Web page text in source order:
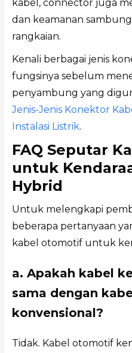
kabel, connector juga
dan keamanan
rangkaian.
Kenali berbagai jenis
fungsinya sebelum
penyambung yang
Jenis-Jenis Konektor
Instalasi Listrik.
FAQ Seputar
untuk
Hybrid
Untuk melengkapi
beberapa pertanyaan
kabel otomotif untuk
a. Apakah kabel
sama dengan
konvensional?
Tidak. Kabel otomotif